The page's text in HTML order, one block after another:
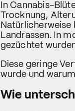
In Cannabis-
Trocknung,
Natürlicherweise
Landrassen. In
gezüchtet
Diese geringe
wurde und
Wie